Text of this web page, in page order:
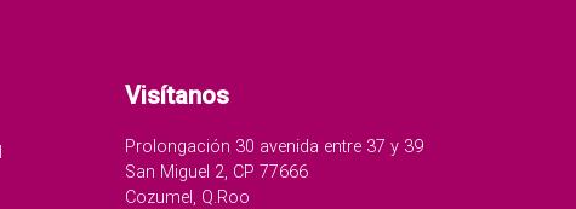
Visítanos
Prolongación 30 avenida entre 37 y 39
San Miguel 2, CP 77666
Cozumel, Q.Roo